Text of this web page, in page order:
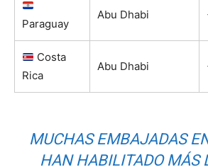
Paraguay
Abu Dhabi
Costa
Rica
Abu Dhabi
MUCHAS EMBAJADAS
HAN HABILITADO MÁS